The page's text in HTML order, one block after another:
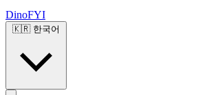
DinoFYI
🇰🇷 한국어